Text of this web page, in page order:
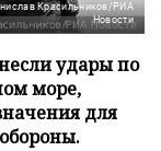
Красильников/РИА
Новости
удары по
море,
для